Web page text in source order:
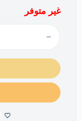
غير متوفر